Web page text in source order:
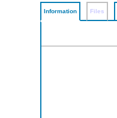
Information Files